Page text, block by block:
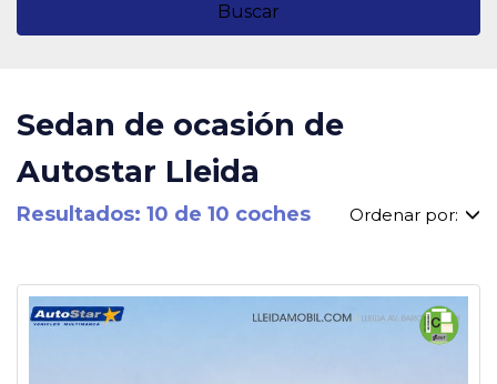
Buscar
Sedan de ocasión de
Autostar Lleida
Resultados: 10 de 10 coches Ordenar por: